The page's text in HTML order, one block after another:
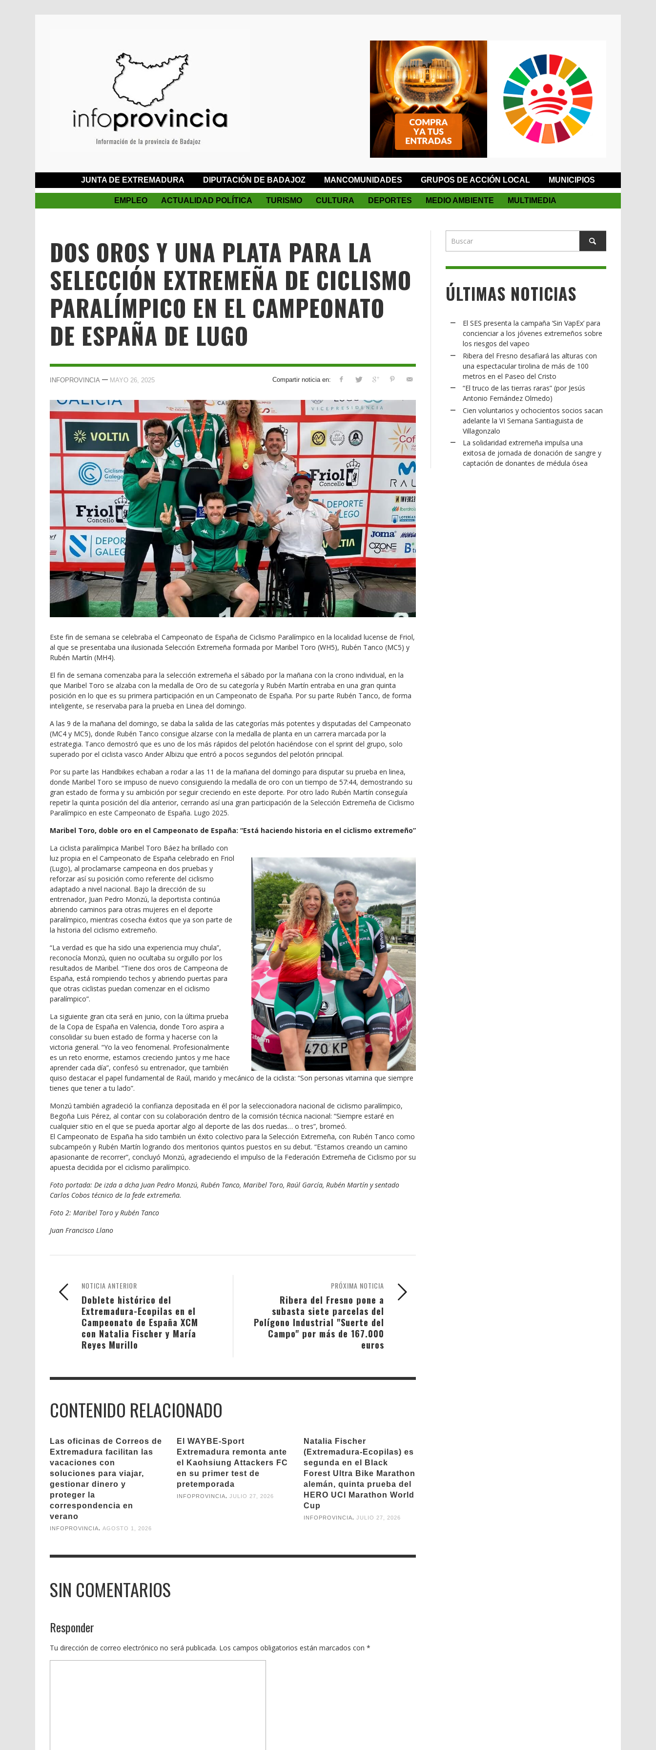
JUNTA DE EXTREMADURA DIPUTACIÓN DE BADAJOZ MANCOMUNIDADES GRUPOS DE ACCIÓN LOCAL MUNICIPIOS
EMPLEO ACTUALIDAD POLÍTICA TURISMO CULTURA DEPORTES MEDIO AMBIENTE MULTIMEDIA
DOS OROS Y UNA PLATA PARA LA
SELECCIÓN EXTREMEÑA DE CICLISMO
PARALÍMPICO EN EL CAMPEONATO
DE ESPAÑA DE LUGO
Compartir noticia en:
INFOPROVINCIA — MAYO 26, 2025
Este fin de semana se celebraba el Campeonato de España de Ciclismo Paralímpico en la localidad lucense de Friol,
al que se presentaba una ilusionada Selección Extremeña formada por Maribel Toro (WH5), Rubén Tanco (MC5) y
Rubén Martín (MH4).
El fin de semana comenzaba para la selección extremeña el sábado por la mañana con la crono individual, en la
que Maribel Toro se alzaba con la medalla de Oro de su categoría y Rubén Martín entraba en una gran quinta
posición en lo que es su primera participación en un Campeonato de España. Por su parte Rubén Tanco, de forma
inteligente, se reservaba para la prueba en Linea del domingo.
A las 9 de la mañana del domingo, se daba la salida de las categorías más potentes y disputadas del Campeonato
(MC4 y MC5), donde Rubén Tanco consigue alzarse con la medalla de planta en un carrera marcada por la
estrategia. Tanco demostró que es uno de los más rápidos del pelotón haciéndose con el sprint del grupo, solo
superado por el ciclista vasco Ander Albizu que entró a pocos segundos del pelotón principal.
Por su parte las Handbikes echaban a rodar a las 11 de la mañana del domingo para disputar su prueba en linea,
donde Maribel Toro se impuso de nuevo consiguiendo la medalla de oro con un tiempo de 57:44, demostrando su
gran estado de forma y su ambición por seguir creciendo en este deporte. Por otro lado Rubén Martín conseguía
repetir la quinta posición del día anterior, cerrando así una gran participación de la Selección Extremeña de Ciclismo
Paralímpico en este Campeonato de España. Lugo 2025.
Maribel Toro, doble oro en el Campeonato de España: “Está haciendo historia en el ciclismo extremeño”
La ciclista paralímpica Maribel Toro Báez ha brillado con
luz propia en el Campeonato de España celebrado en Friol
(Lugo), al proclamarse campeona en dos pruebas y
reforzar así su posición como referente del ciclismo
adaptado a nivel nacional. Bajo la dirección de su
entrenador, Juan Pedro Monzú, la deportista continúa
abriendo caminos para otras mujeres en el deporte
paralímpico, mientras cosecha éxitos que ya son parte de
la historia del ciclismo extremeño.
“La verdad es que ha sido una experiencia muy chula”,
reconocía Monzú, quien no ocultaba su orgullo por los
resultados de Maribel. “Tiene dos oros de Campeona de
España, está rompiendo techos y abriendo puertas para
que otras ciclistas puedan comenzar en el ciclismo
paralímpico”.
La siguiente gran cita será en junio, con la última prueba
de la Copa de España en Valencia, donde Toro aspira a
consolidar su buen estado de forma y hacerse con la
victoria general. “Yo la veo fenomenal. Profesionalmente
es un reto enorme, estamos creciendo juntos y me hace
aprender cada día”, confesó su entrenador, que también
quiso destacar el papel fundamental de Raúl, marido y mecánico de la ciclista: “Son personas vitamina que siempre
tienes que tener a tu lado”.
Monzú también agradeció la confianza depositada en él por la seleccionadora nacional de ciclismo paralímpico,
Begoña Luis Pérez, al contar con su colaboración dentro de la comisión técnica nacional: “Siempre estaré en
cualquier sitio en el que se pueda aportar algo al deporte de las dos ruedas… o tres”, bromeó.
El Campeonato de España ha sido también un éxito colectivo para la Selección Extremeña, con Rubén Tanco como
subcampeón y Rubén Martín logrando dos meritorios quintos puestos en su debut. “Estamos creando un camino
apasionante de recorrer”, concluyó Monzú, agradeciendo el impulso de la Federación Extremeña de Ciclismo por su
apuesta decidida por el ciclismo paralímpico.
Foto portada: De izda a dcha Juan Pedro Monzú, Rubén Tanco, Maribel Toro, Raúl García, Rubén Martín y sentado
Carlos Cobos técnico de la fede extremeña.
Foto 2: Maribel Toro y Rubén Tanco
Juan Francisco Llano
PRÓXIMA NOTICIA
Ribera del Fresno pone a
subasta siete parcelas del
Polígono Industrial "Suerte del
Campo" por más de 167.000
euros
NOTICIA ANTERIOR
Doblete histórico del
Extremadura-Ecopilas en el
Campeonato de España XCM
con Natalia Fischer y María
Reyes Murillo
CONTENIDO RELACIONADO
Las oficinas de Correos de
Extremadura facilitan las
vacaciones con
soluciones para viajar,
gestionar dinero y
proteger la
correspondencia en
verano
INFOPROVINCIA AGOSTO 1, 2026
El WAYBE-Sport
Extremadura remonta ante
el Kaohsiung Attackers FC
en su primer test de
pretemporada
INFOPROVINCIA JULIO 27, 2026
Natalia Fischer
(Extremadura-Ecopilas) es
segunda en el Black
Forest Ultra Bike Marathon
alemán, quinta prueba del
HERO UCI Marathon World
Cup
INFOPROVINCIA JULIO 27, 2026
SIN COMENTARIOS
Responder
Tu dirección de correo electrónico no será publicada. Los campos obligatorios están marcados con *
ÚLTIMAS NOTICIAS
El SES presenta la campaña ‘Sin VapEx’ para
concienciar a los jóvenes extremeños sobre
los riesgos del vapeo
Ribera del Fresno desafiará las alturas con
una espectacular tirolina de más de 100
metros en el Paseo del Cristo
“El truco de las tierras raras” (por Jesús
Antonio Fernández Olmedo)
Cien voluntarios y ochocientos socios sacan
adelante la VI Semana Santiaguista de
Villagonzalo
La solidaridad extremeña impulsa una
exitosa de jornada de donación de sangre y
captación de donantes de médula ósea